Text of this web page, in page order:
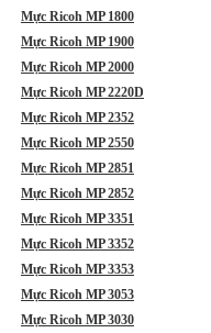
Mực Ricoh MP 1800
Mực Ricoh MP 1900
Mực Ricoh MP 2000
Mực Ricoh MP 2220D
Mực Ricoh MP 2352
Mực Ricoh MP 2550
Mực Ricoh MP 2851
Mực Ricoh MP 2852
Mực Ricoh MP 3351
Mực Ricoh MP 3352
Mực Ricoh MP 3353
Mực Ricoh MP 3053
Mực Ricoh MP 3030